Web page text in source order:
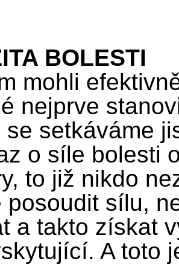
BOLESTI
mohli
nejprve
se setkáváme
o síle bolesti
to již nikdo
posoudit sílu,
a takto získat
A toto